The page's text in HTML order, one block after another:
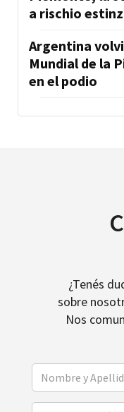
a rischio
Argentina
Mundial de la
en el podio
¿Tenés
sobre
Nos